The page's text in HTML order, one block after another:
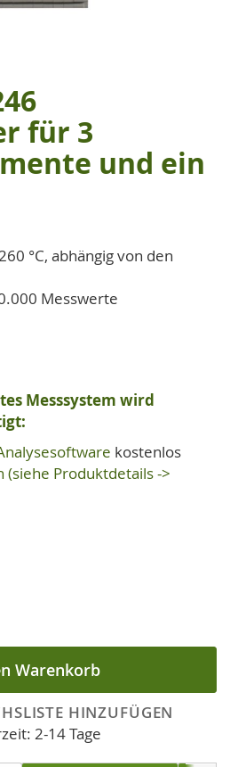
für 3
und ein
°C, abhängig von den
Messwerte
Messsystem wird
kostenlos
(siehe Produktdetails ->
Warenkorb
HINZUFÜGEN
2-14 Tage